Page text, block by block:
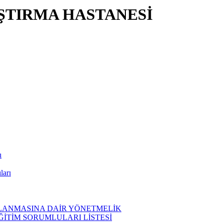
HASTANESİ
DAİR YÖNETMELİK
SORUMLULARI LİSTESİ